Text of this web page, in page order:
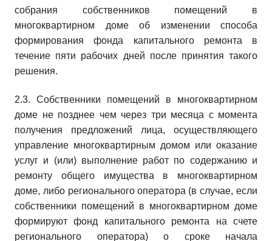
собрания собственников помещений в
многоквартирном доме об изменении способа
формирования фонда капитального ремонта в
течение пяти рабочих дней после принятия такого
решения.
2.3. Собственники помещений в многоквартирном
доме не позднее чем через три месяца с момента
получения предложений лица, осуществляющего
управление многоквартирным домом или оказание
услуг и (или) выполнение работ по содержанию и
ремонту общего имущества в многоквартирном
доме, либо регионального оператора (в случае, если
собственники помещений в многоквартирном доме
формируют фонд капитального ремонта на счете
регионального оператора) о сроке начала